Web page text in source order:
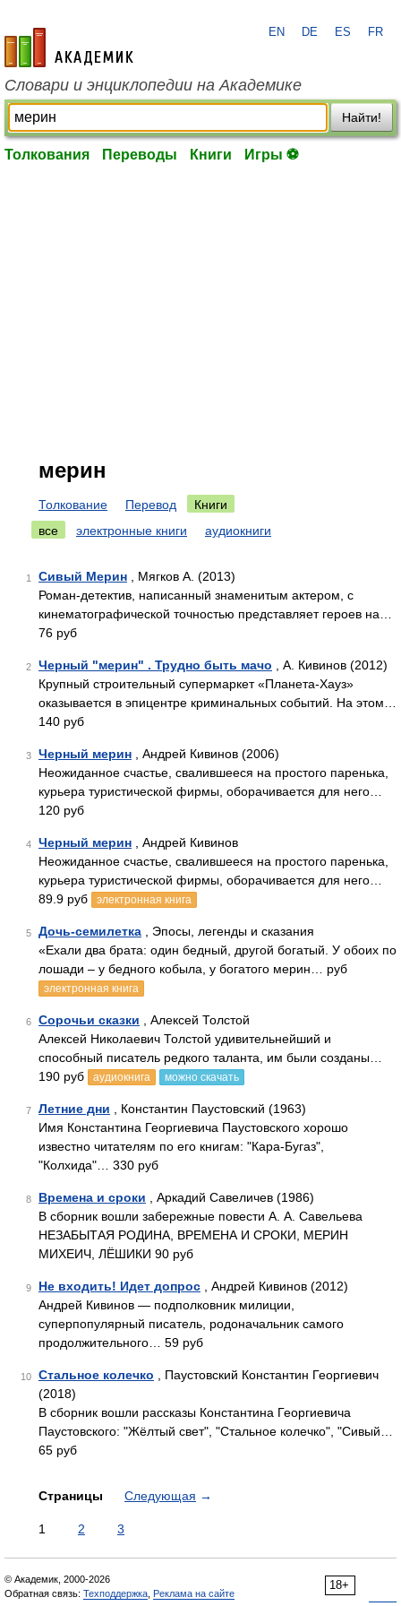
academic.ru
EN DE ES FR
Словари и энциклопедии на Академике
Найти!
Толкования Переводы Книги Игры ⚽
мерин
Толкование Перевод
Книги
все
электронные книги аудиокниги
1 Сивый Мерин , Мягков А. (2013)
Роман-детектив, написанный знаменитым актером, с
кинематографической точностью представляет героев на…
76 руб
2 Черный "мерин" . Трудно быть мачо , А. Кивинов (2012)
Крупный строительный супермаркет «Планета-Хауз»
оказывается в эпицентре криминальных событий. На этом…
140 руб
3 Черный мерин , Андрей Кивинов (2006)
Неожиданное счастье, свалившееся на простого паренька,
курьера туристической фирмы, оборачивается для него…
120 руб
4 Черный мерин , Андрей Кивинов
Неожиданное счастье, свалившееся на простого паренька,
курьера туристической фирмы, оборачивается для него…
89.9 руб
электронная книга
5 Дочь-семилетка , Эпосы, легенды и сказания
«Ехали два брата: один бедный, другой богатый. У обоих по
лошади – у бедного кобыла, у богатого мерин… руб
электронная книга
6 Сорочьи сказки , Алексей Толстой
Алексей Николаевич Толстой удивительнейший и
способный писатель редкого таланта, им были созданы…
190 руб
аудиокнига можно скачать
7 Летние дни , Константин Паустовский (1963)
Имя Константина Георгиевича Паустовского хорошо
известно читателям по его книгам: "Кара-Бугаз",
"Колхида"… 330 руб
8 Времена и сроки , Аркадий Савеличев (1986)
В сборник вошли забережные повести А. А. Савельева
НЕЗАБЫТАЯ РОДИНА, ВРЕМЕНА И СРОКИ, МЕРИН
МИХЕИЧ, ЛЁШИКИ 90 руб
9 Не входить! Идет допрос , Андрей Кивинов (2012)
Андрей Кивинов — подполковник милиции,
суперпопулярный писатель, родоначальник самого
продолжительного… 59 руб
10 Стальное колечко , Паустовский Константин Георгиевич
(2018)
В сборник вошли рассказы Константина Георгиевича
Паустовского: "Жёлтый свет", "Стальное колечко", "Сивый…
65 руб
Страницы Следующая →
1 2 3
18+
© Академик, 2000-2026
Обратная связь: Техподдержка Реклама на сайте